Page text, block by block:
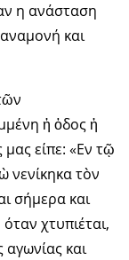
η ανάσταση
και
ἡ ὁδος ἡ
είπε: «Εν τῷ
νενίκηκα τὸν
σήμερα και
χτυπιέται,
και